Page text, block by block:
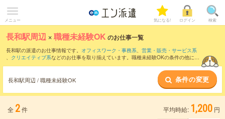
メニュー 気になる! ログイン 検索
長和駅周辺 ×職種未経験OK のお仕事一覧
長和駅の派遣のお仕事情報です。 オフィスワーク・事務系、 営業・販売・サービス系
、 クリエイティブ系などのお仕事を取り揃えています。職種未経験OKの条件の他に、
長和駅周辺 / 職種未経験OK 条件の変更
全 2件 平均時給: 1,200 円